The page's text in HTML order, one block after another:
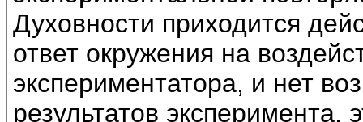
Духовности приходится
ответ окружения на
экспериментатора, и нет
результатов